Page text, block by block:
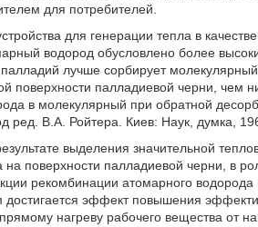
для потребителей.
для генерации тепла в
водород обусловлено более
палладий лучше сорбирует
поверхности палладиевой черни, чем
в молекулярный при обратной
ред. В.А. Ройтера. Киев: Наук, думка,
выделения значительной
поверхности палладиевой черни, в
рекомбинации атомарного
эффект повышения
нагреву рабочего вещества от